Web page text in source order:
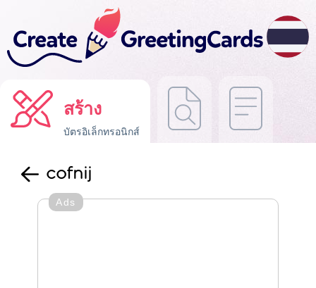
สร้าง
บัตรอิเล็กทรอนิกส์
cofnij
Ads